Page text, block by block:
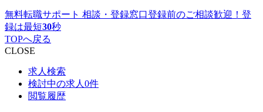
無料転職サポート 相談・登録窓口登録前のご相談歓迎！登
録は最短30秒
TOPへ戻る
CLOSE
求人検索
検討中の求人 0件
閲覧履歴